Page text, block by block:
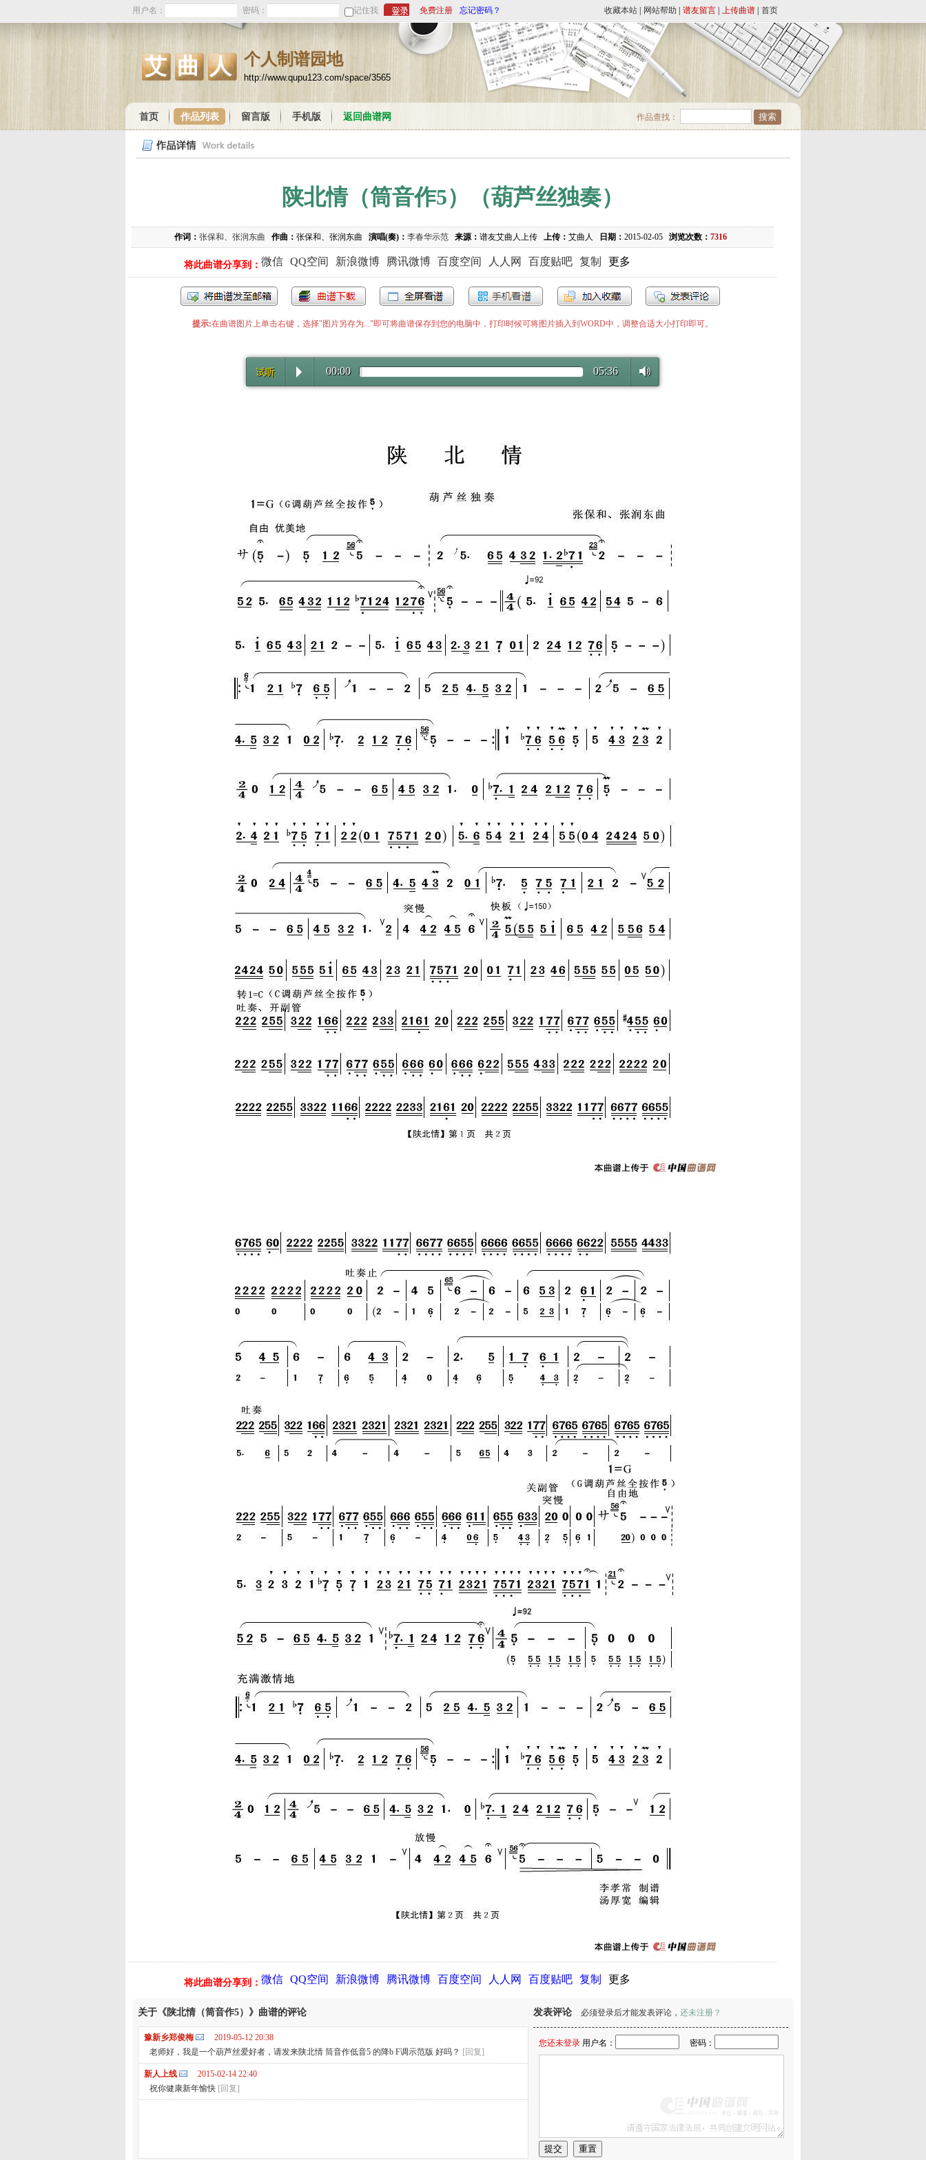
用户名： 密码： 记住我 免费注册 忘记密码？ 收藏本站 网站帮助 谱友留言 上传曲谱 首页
艾曲人 个人制谱园地
http://www.qupu123.com/space/3565
作品查找：
首页 作品列表 留言版 手机版 返回曲谱网
陕北情（筒音作5）（葫芦丝独奏）
作词： 张保和、张润东曲 作曲： 张保和、张润东曲 演唱(奏)： 李春华示范 来源： 谱友艾曲人上传 上传： 艾曲人 日期： 2015-02-05 浏览次数： 7316
将此曲谱分享到： 微信 QQ空间 新浪微博 腾讯微博 百度空间 人人网 百度贴吧 复制 更多
提示:在曲谱图片上单击右键，选择"图片另存为..."即可将曲谱保存到您的电脑中，打印时候可将图片插入到WORD中，调整合适大小打印即可。
试听 00:00 05:36
将此曲谱分享到： 微信 QQ空间 新浪微博 腾讯微博 百度空间 人人网 百度贴吧 复制 更多
关于《陕北情（筒音作5）》曲谱的评论
豫新乡郑俊梅
2019-05-12 20:38
老师好，我是一个葫芦丝爱好者，请发来陕北情 筒音作低音5 的降b F调示范版 好吗？ [回复]
新人上线
2015-02-14 22:40
祝你健康新年愉快 [回复]
发表评论 必须登录后才能发表评论， 还未注册？
您还未登录 用户名： 密码：